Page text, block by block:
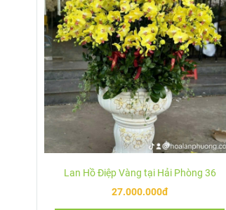
Lan Hồ Điệp Vàng tại Hải Phòng 36
27.000.000đ